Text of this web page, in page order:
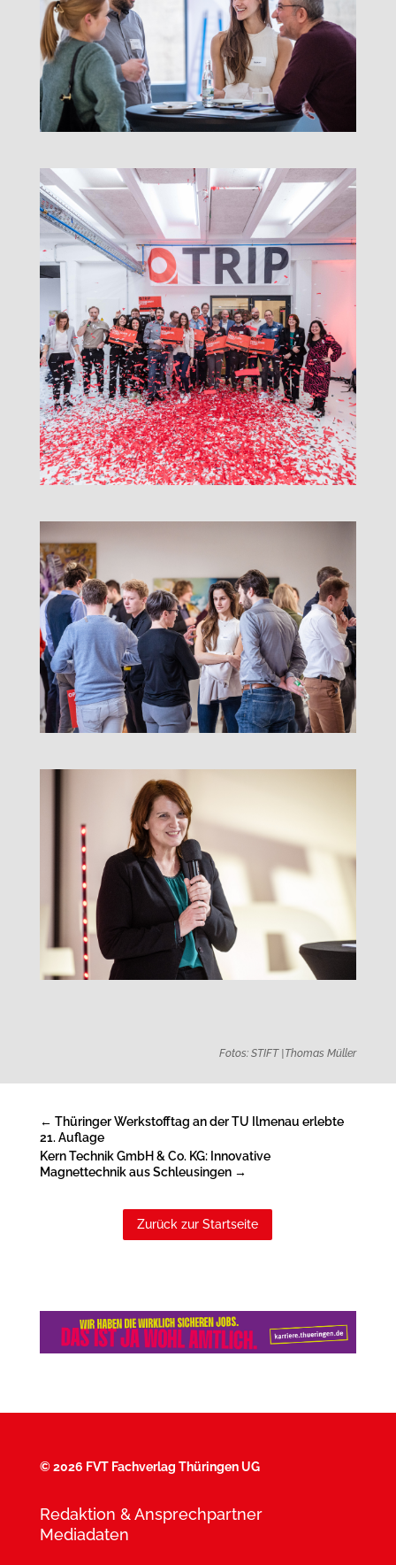
Fotos: STIFT |Thomas Müller
← Thüringer Werkstofftag an der TU Ilmenau erlebte
21. Auflage
Kern Technik GmbH & Co. KG: Innovative
Magnettechnik aus Schleusingen→
Zurück zur Startseite
©2026 FVT Fachverlag Thüringen UG
Redaktion & Ansprechpartner
Mediadaten